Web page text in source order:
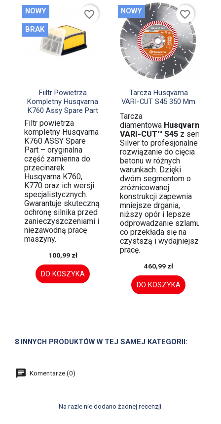
Szybki podgląd
Fiiltr Powietrza
Kompletny Husqvarna
K760 Assy Spare Part
Filtr powietrza
kompletny Husqvarna
K760 ASSY Spare
Part – oryginalna
część zamienna do
przecinarek
Husqvarna K760,
K770 oraz ich wersji
specjalistycznych.
Gwarantuje skuteczną
ochronę silnika przed
zanieczyszczeniami i
niezawodną pracę
maszyny.
100,99 zł
DO KOSZYKA
NOWY
BRAK
favorite_border
Szybki podgląd
Tarcza Husqvarna
VARI-CUT S45 350 Mm
Tarcza
diamentowa Husqvarna
VARI-CUT™ S45z serii
Silver to profesjonalne
rozwiązanie do cięcia
betonu w różnych
warunkach. Dzięki
dwóm segmentom o
zróżnicowanej
konstrukcji zapewnia
mniejsze drgania,
niższy opór i lepsze
odprowadzanie szlamu,
co przekłada się na
czystszą i wydajniejszą
pracę.
460,99 zł
DO KOSZYKA
NOWY favorite_border
8 INNYCH PRODUKTÓW W TEJ SAMEJ KATEGORII:
Komentarze (0)
Na razie nie dodano żadnej recenzji.